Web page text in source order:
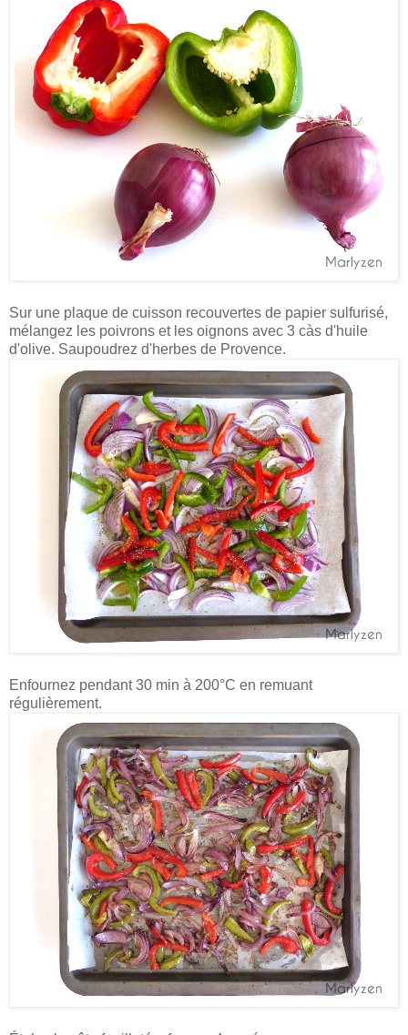
Sur une plaque de cuisson recouvertes de papier sulfurisé,
mélangez les poivrons et les oignons avec 3 càs d'huile
d'olive. Saupoudrez d'herbes de Provence.
Enfournez pendant 30 min à 200°C en remuant
régulièrement.